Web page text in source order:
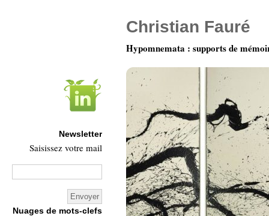
Christian Fauré
Hypomnemata : supports de
Newsletter
Saisissez votre mail
Nuages de mots-clefs